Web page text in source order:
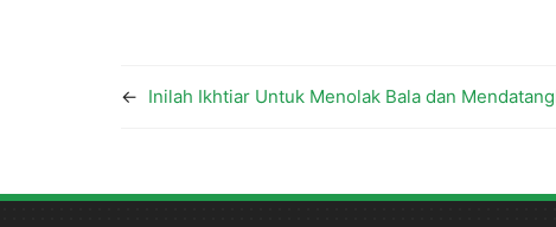
← Inilah Ikhtiar Untuk Menolak Bala dan